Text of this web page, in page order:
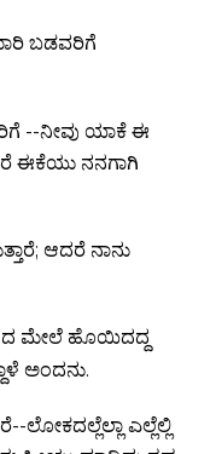
ಬಡವರಿಗೆ
--ನೀವು ಯಾಕೆ ಈ
ಈಕೆಯು ನನಗಾಗಿ
ಆದರೆ ನಾನು
ಮೇಲೆ ಹೊಯಿದದ್ದ
ಅಂದನು.
ಲೋಕದಲ್ಲೆಲ್ಲಾ ಎಲ್ಲೆಲ್ಲಿ